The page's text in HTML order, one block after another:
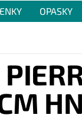
OPASKY